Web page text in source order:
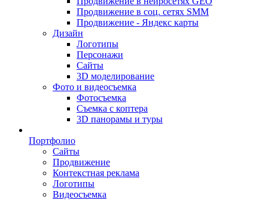
Продвижение в соц. сетях SMM
Продвижение - Яндекс карты
Дизайн
Логотипы
Персонажи
Сайты
3D моделирование
Фото и видеосъемка
Фотосъемка
Съемка с коптера
3D панорамы и туры
Портфолио
Сайты
Продвижение
Контекстная реклама
Логотипы
Видеосъемка